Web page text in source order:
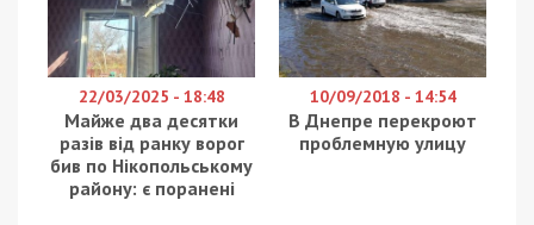
22/03/2025 - 18:48
Майже два десятки
разів від ранку ворог
бив по Нікопольському
району: є поранені
10/09/2018 - 14:54
В Днепре перекроют
проблемную улицу